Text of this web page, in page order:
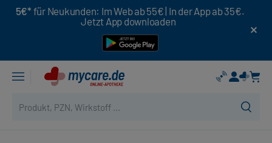
5€* für Neukunden: Im Web ab 55€ | In der App ab 35€.
Jetzt App downloaden